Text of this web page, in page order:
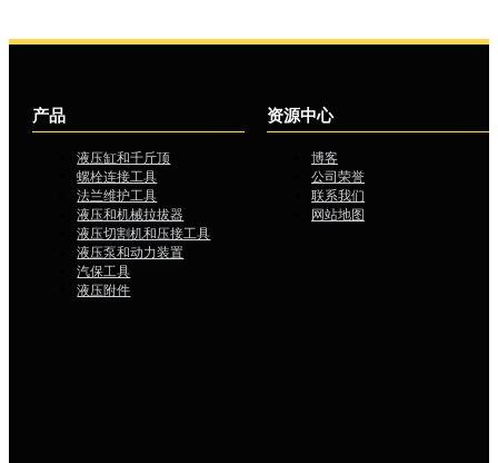
产品
液压缸和千斤顶
螺栓连接工具
法兰维护工具
液压和机械拉拔器
液压切割机和压接工具
液压泵和动力装置
汽保工具
液压附件
资源中心
博客
公司荣誉
联系我们
网站地图